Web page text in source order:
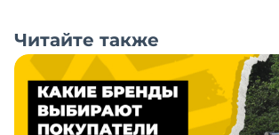
Читайте также